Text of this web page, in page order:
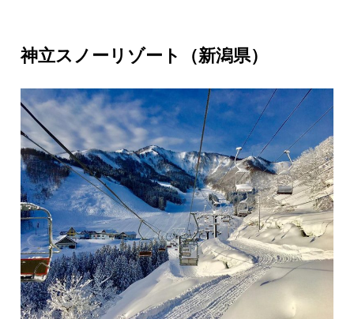
神立スノーリゾート（新潟県）